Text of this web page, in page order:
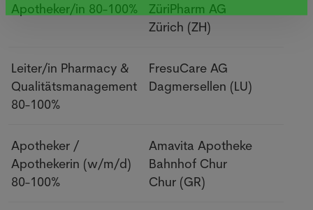
Apotheker/in 80-100%
ZüriPharm AG
Zürich (ZH)
Leiter/in Pharmacy &
Qualitätsmanagement
80-100%
FresuCare AG
Dagmersellen (LU)
Apotheker /
Apothekerin (w/m/d)
80-100%
Amavita Apotheke
Bahnhof Chur
Chur (GR)